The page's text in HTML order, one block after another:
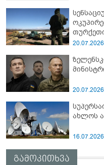
სამიტი
20.07.2026
20.07.2026
16.07.2026
გამოკითხვა